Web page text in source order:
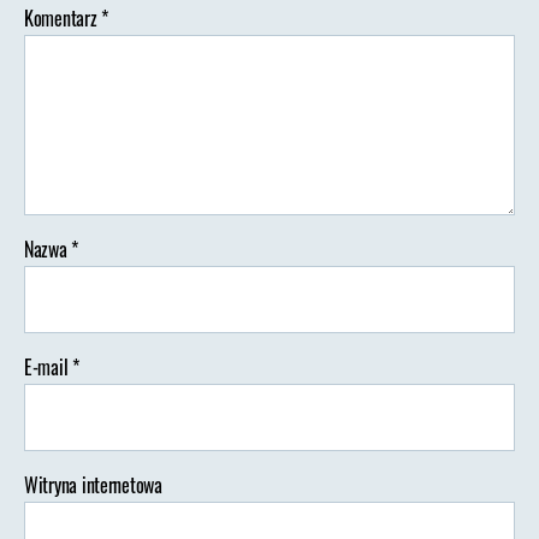
Komentarz*
Nazwa*
E-mail*
Witryna internetowa